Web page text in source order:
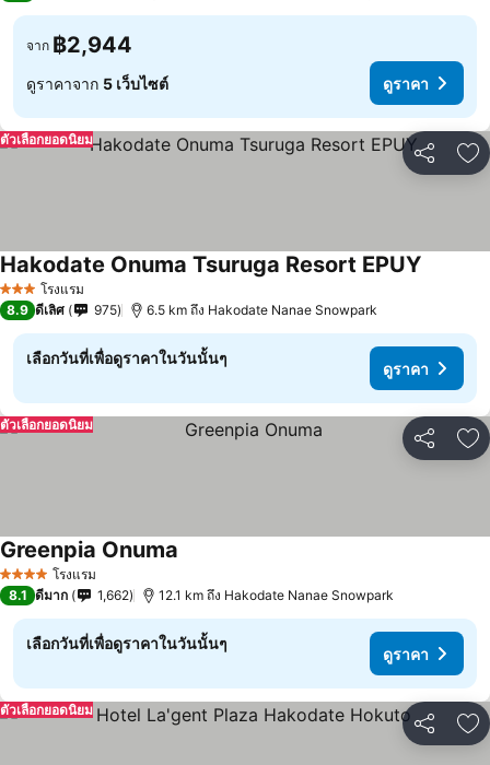
จาก ฿2,944
ดูราคาจาก 5 เว็บไซต์ ดูราคา
แชร์ เ
ตัวเลือกยอดนิยม
3 ดาว โรงแรม
Hakodate Onuma Tsuruga Resort EPUY
8.9 ดีเลิศ 975 6.5 km ถึง Hakodate Nanae Snowpark
เลือกวันที่เพื่อดูราคาในวันนั้นๆ
ดูราคา
แชร์ เ
ตัวเลือกยอดนิยม
4 ดาว โรงแรม
Greenpia Onuma
8.1 ดีมาก 1,662 12.1 km ถึง Hakodate Nanae Snowpark
เลือกวันที่เพื่อดูราคาในวันนั้นๆ
ดูราคา
แชร์ เ
ตัวเลือกยอดนิยม